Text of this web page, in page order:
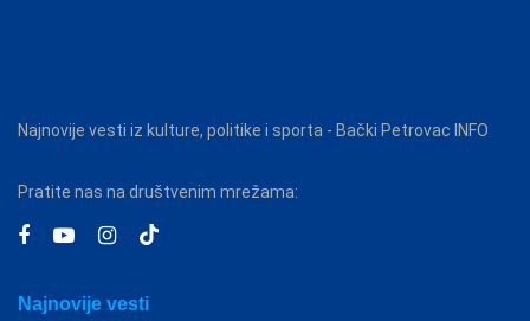
Najnovije vesti iz kulture, politike i sporta - Bački Petrovac INFO
Pratite nas na društvenim mrežama:
Najnovije vesti